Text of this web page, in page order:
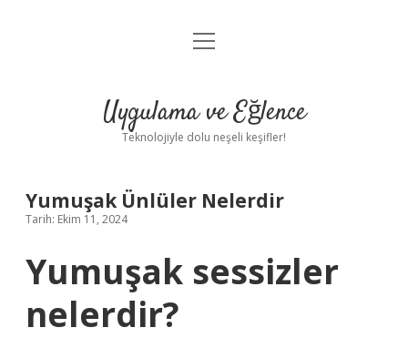
Anasayfa
Yasal Uyarı
menüyü
Uygulama ve Eğlence
Teknolojiyle dolu neşeli keşifler!
Yumuşak Ünlüler Nelerdir
Tarih: Ekim 11, 2024
Yumuşak sessizler
nelerdir?